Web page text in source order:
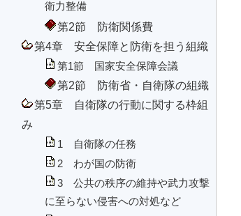
衛力整備
第2節 防衛関係費
第4章 安全保障と防衛を担う組織
第1節 国家安全保障会議
第2節 防衛省・自衛隊の組織
第5章 自衛隊の行動に関する枠組
み
1 自衛隊の任務
2 わが国の防衛
3 公共の秩序の維持や武力攻撃
に至らない侵害への対処など